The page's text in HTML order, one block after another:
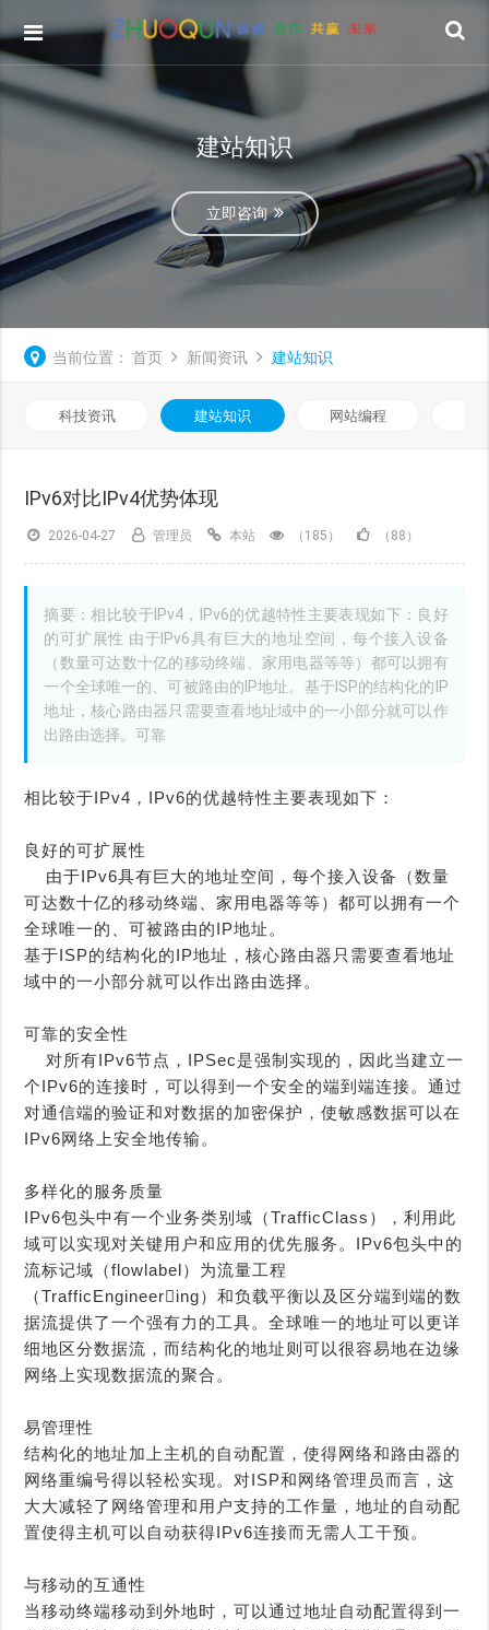
建站知识
立即咨询
当前位置： 首页 新闻资讯 建站知识
科技资讯 建站知识 网站编程
IPv6对比IPv4优势体现
2026-04-27 管理员 本站 （185） （88）
摘要：相比较于IPv4，IPv6的优越特性主要表现如下：良好
的可扩展性 由于IPv6具有巨大的地址空间，每个接入设备
（数量可达数十亿的移动终端、家用电器等等）都可以拥有
一个全球唯一的、可被路由的IP地址。基于ISP的结构化的IP
地址，核心路由器只需要查看地址域中的一小部分就可以作
出路由选择。可靠
相比较于IPv4，IPv6的优越特性主要表现如下：
良好的可扩展性
由于IPv6具有巨大的地址空间，每个接入设备（数量
可达数十亿的移动终端、家用电器等等）都可以拥有一个
全球唯一的、可被路由的IP地址。
基于ISP的结构化的IP地址，核心路由器只需要查看地址
域中的一小部分就可以作出路由选择。
可靠的安全性
对所有IPv6节点，IPSec是强制实现的，因此当建立一
个IPv6的连接时，可以得到一个安全的端到端连接。通过
对通信端的验证和对数据的加密保护，使敏感数据可以在
IPv6网络上安全地传输。
多样化的服务质量
IPv6包头中有一个业务类别域（TrafficClass），利用此
域可以实现对关键用户和应用的优先服务。IPv6包头中的
流标记域（flowlabel）为流量工程
（TrafficEngineering）和负载平衡以及区分端到端的数
据流提供了一个强有力的工具。全球唯一的地址可以更详
细地区分数据流，而结构化的地址则可以很容易地在边缘
网络上实现数据流的聚合。
易管理性
结构化的地址加上主机的自动配置，使得网络和路由器的
网络重编号得以轻松实现。对ISP和网络管理员而言，这
大大减轻了网络管理和用户支持的工作量，地址的自动配
置使得主机可以自动获得IPv6连接而无需人工干预。
与移动的互通性
当移动终端移动到外地时，可以通过地址自动配置得到一